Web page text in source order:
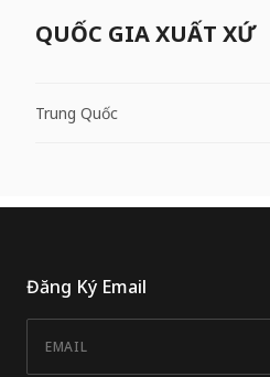
QUỐC GIA XUẤT XỨ
Trung Quốc
Đăng Ký Email